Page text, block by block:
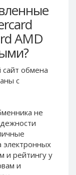
AMD
обмена
c
не
электронных
и рейтингу у
и
CNY
USD
RUB
UAH
USD
RUB
EUR
USD
EUR
Binance USD